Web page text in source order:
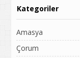
Kategoriler
Amasya
Çorum